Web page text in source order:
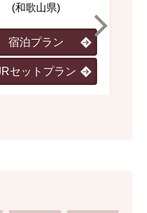
(和歌山県)
宿泊プラン
セットプラン